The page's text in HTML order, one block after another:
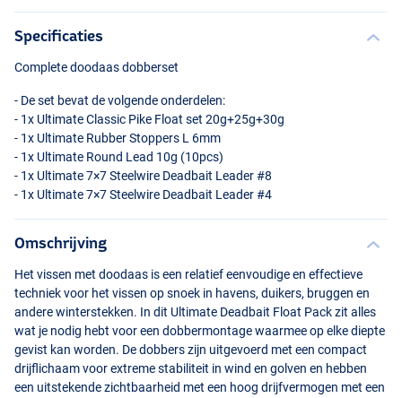
Specificaties
Complete doodaas dobberset
- De set bevat de volgende onderdelen:
- 1x Ultimate Classic Pike Float set 20g+25g+30g
- 1x Ultimate Rubber Stoppers L 6mm
- 1x Ultimate Round Lead 10g (10pcs)
- 1x Ultimate 7×7 Steelwire Deadbait Leader #8
- 1x Ultimate 7×7 Steelwire Deadbait Leader #4
Omschrijving
Het vissen met doodaas is een relatief eenvoudige en effectieve
techniek voor het vissen op snoek in havens, duikers, bruggen en
andere winterstekken. In dit Ultimate Deadbait Float Pack zit alles
wat je nodig hebt voor een dobbermontage waarmee op elke diepte
gevist kan worden. De dobbers zijn uitgevoerd met een compact
drijflichaam voor extreme stabiliteit in wind en golven en hebben
een uitstekende zichtbaarheid met een hoog drijfvermogen met een